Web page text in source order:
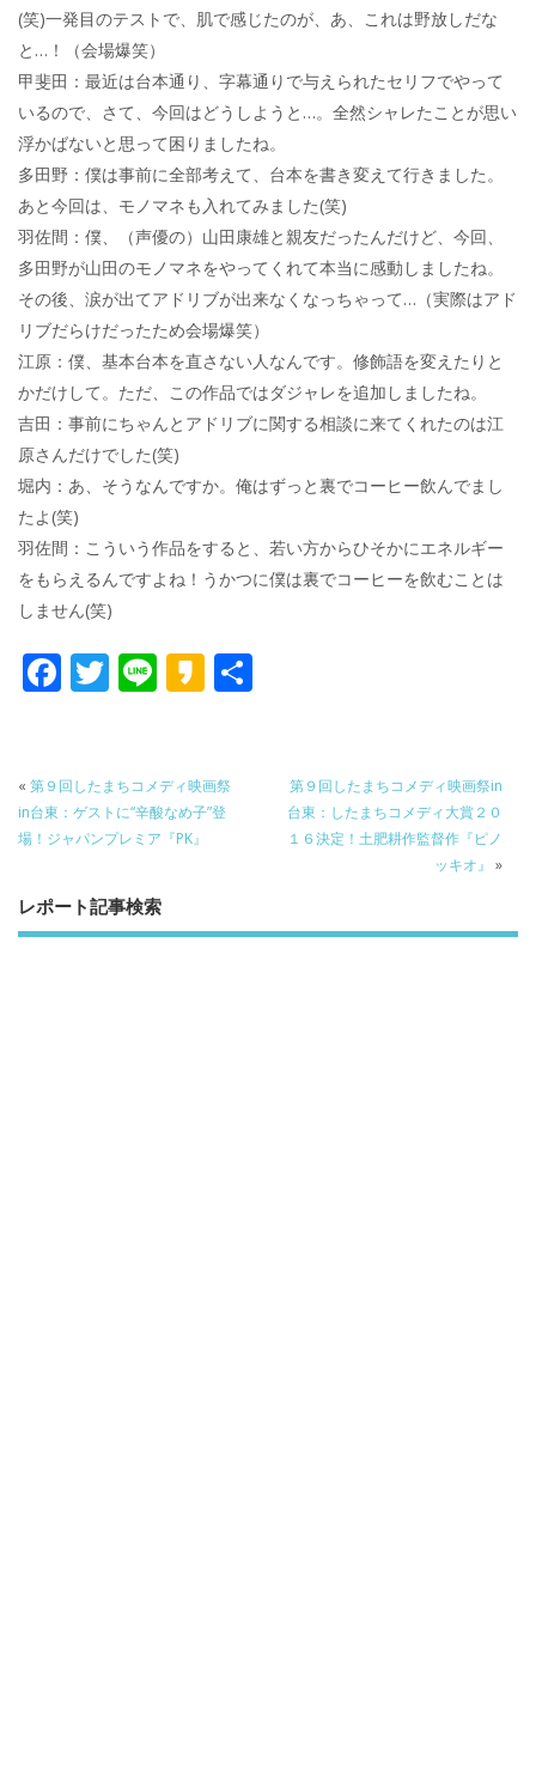
(笑)一発目のテストで、肌で感じたのが、あ、これは野放しだな
と…！（会場爆笑）
甲斐田：最近は台本通り、字幕通りで与えられたセリフでやって
いるので、さて、今回はどうしようと…。全然シャレたことが思い
浮かばないと思って困りましたね。
多田野：僕は事前に全部考えて、台本を書き変えて行きました。
あと今回は、モノマネも入れてみました(笑)
羽佐間：僕、（声優の）山田康雄と親友だったんだけど、今回、
多田野が山田のモノマネをやってくれて本当に感動しましたね。
その後、涙が出てアドリブが出来なくなっちゃって…（実際はアド
リブだらけだったため会場爆笑）
江原：僕、基本台本を直さない人なんです。修飾語を変えたりと
かだけして。ただ、この作品ではダジャレを追加しましたね。
吉田：事前にちゃんとアドリブに関する相談に来てくれたのは江
原さんだけでした(笑)
堀内：あ、そうなんですか。俺はずっと裏でコーヒー飲んでまし
たよ(笑)
羽佐間：こういう作品をすると、若い方からひそかにエネルギー
をもらえるんですよね！うかつに僕は裏でコーヒーを飲むことは
しません(笑)
F
b
o
o
k
T
er
Li K
a
o
« 第９回したまちコメディ映画祭
in台東：ゲストに“辛酸なめ子”登
場！ジャパンプレミア『PK』
第９回したまちコメディ映画祭in
台東：したまちコメディ大賞２０
１６決定！土肥耕作監督作『ピノ
ッキオ』 »
レポート記事検索